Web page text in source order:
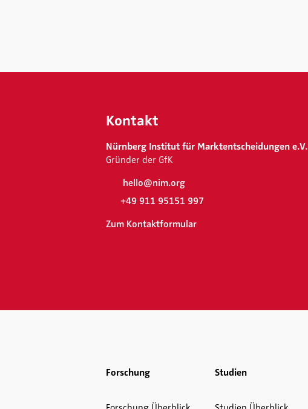
Kontakt
Nürnberg Institut für Marktentscheidungen e.V.
Gründer der GfK
hello@nim.org
+49 911 95151 997
Zum Kontaktformular
Forschung Studien